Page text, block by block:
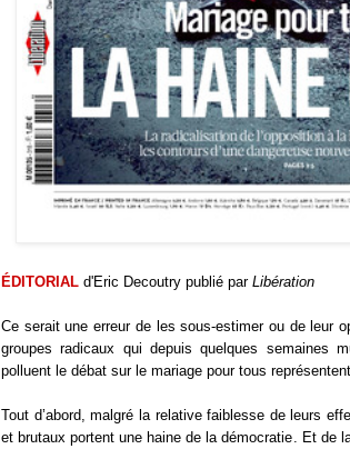
ÉDITORIAL d'Eric Decoutry publié parLibération
Ce serait une erreur de les sous-estimer ou de leur
groupes radicaux qui depuis quelques semaines
polluent le débat sur le mariage pour tous
Tout d’abord, malgré la relative faiblesse de leurs
et brutaux portent une haine de la démocratie. Et de